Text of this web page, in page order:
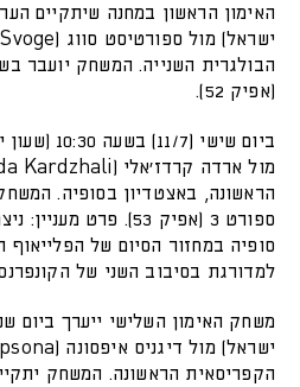
(אפיק 52).
ביום שישי
הראשונה, באצטדיון בסופיה.
ספורט 3 (אפיק 53). פרט
סופיה במחזור הסיום של הפלייאוף
למדורגת בסיבוב השני של
הקפריסאית הראשונה. המשחק